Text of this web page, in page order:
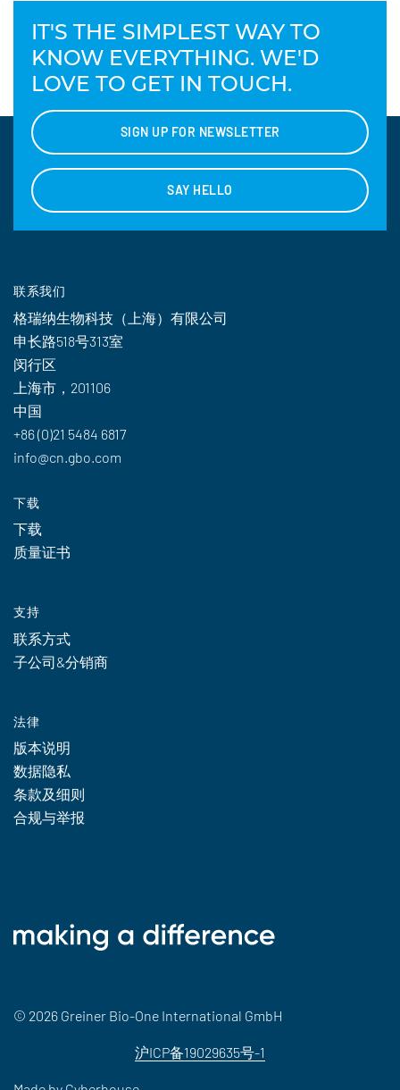
IT'S THE SIMPLEST WAY TO
KNOW EVERYTHING. WE'D
LOVE TO GET IN TOUCH.
SIGN UP FOR NEWSLETTER
SAY HELLO
联系我们
格瑞纳生物科技（上海）有限公司
申长路518号313室
闵行区
上海市，201106
中国
+86 (0)21 5484 6817
info@cn.gbo.com
下载
下载
质量证书
支持
联系方式
子公司&分销商
法律
版本说明
数据隐私
条款及细则
合规与举报
© 2026 Greiner Bio-One International GmbH
沪ICP备19029635号-1